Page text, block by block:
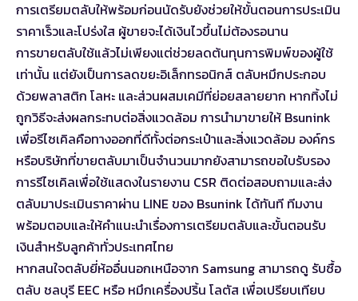
การเตรียมตลับให้พร้อมก่อนนัดรับยังช่วยให้ขั้นตอนการประเมิน
ราคาเร็วและโปร่งใส ผู้ขายจะได้เงินไวขึ้นไม่ต้องรอนาน
การขายตลับใช้แล้วไม่เพียงแต่ช่วยลดต้นทุนการพิมพ์ของผู้ใช้
เท่านั้น แต่ยังเป็นการลดขยะอิเล็กทรอนิกส์ ตลับหมึกประกอบ
ด้วยพลาสติก โลหะ และส่วนผสมเคมีที่ย่อยสลายยาก หากทิ้งไม่
ถูกวิธีจะส่งผลกระทบต่อสิ่งแวดล้อม การนำมาขายให้ Bsunink
เพื่อรีไซเคิลคือทางออกที่ดีทั้งต่อกระเป๋าและสิ่งแวดล้อม องค์กร
หรือบริษัทที่ขายตลับมาเป็นจำนวนมากยังสามารถขอใบรับรอง
การรีไซเคิลเพื่อใช้แสดงในรายงาน CSR ติดต่อสอบถามและส่ง
ตลับมาประเมินราคาผ่าน LINE ของ Bsunink ได้ทันที ทีมงาน
พร้อมตอบและให้คำแนะนำเรื่องการเตรียมตลับและขั้นตอนรับ
เงินสำหรับลูกค้าทั่วประเทศไทย
หากสนใจตลับยี่ห้ออื่นนอกเหนือจาก Samsung สามารถดู รับซื้อ
ตลับ ชลบุรี EEC หรือ หมึกเครื่องปริ้น โลตัส เพื่อเปรียบเทียบ